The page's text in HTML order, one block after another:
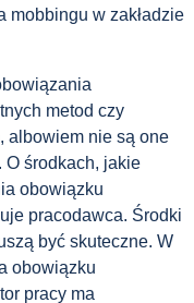
mobbingu w zakładzie
metod czy
albowiem nie są one
O środkach, jakie
obowiązku
pracodawca. Środki
być skuteczne. W
obowiązku
pracy ma